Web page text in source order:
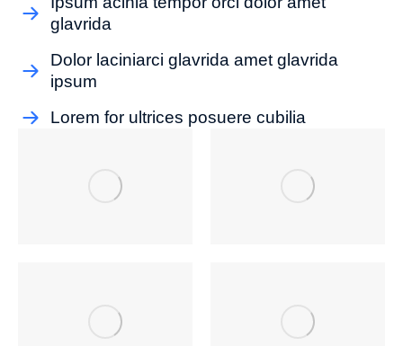
glavrida
Dolor laciniarci glavrida amet glavrida
ipsum
Lorem for ultrices posuere cubilia